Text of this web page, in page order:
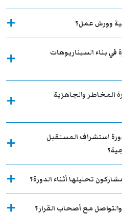
وورش عمل؟
في بناء السيناريوهات
المخاطر والجاهزية
استشراف المستقبل
تحليلها أثناء الدورة؟
مع أصحاب القرار؟